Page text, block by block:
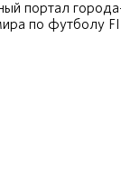
портал
по футболу